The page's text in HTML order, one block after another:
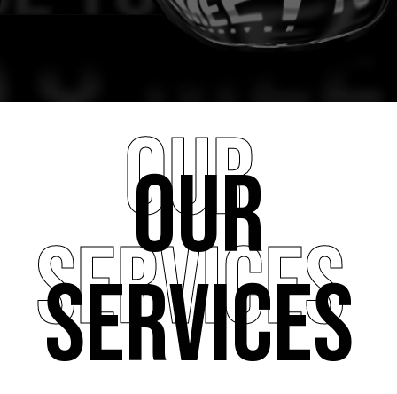
our
services
our
services